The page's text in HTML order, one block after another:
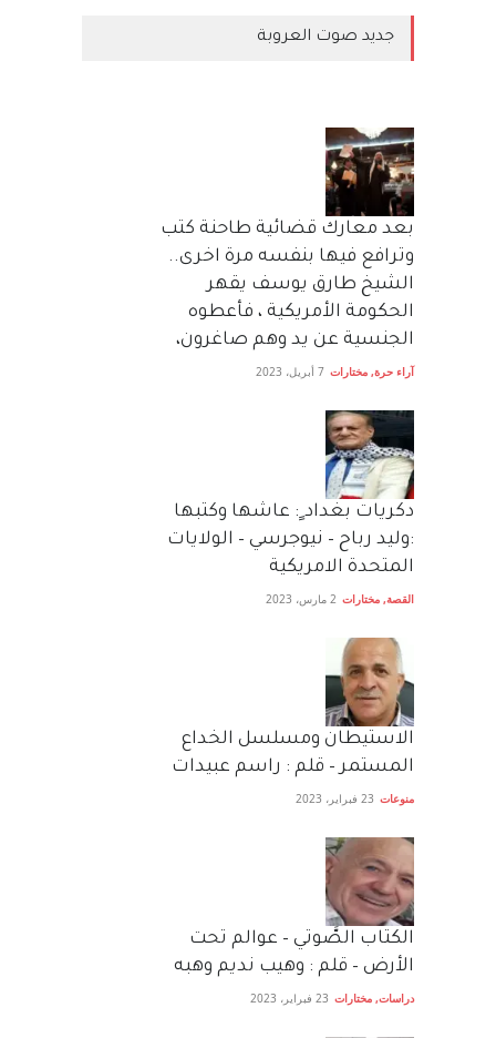
جديد صوت العروبة
بعد معارك قضائية طاحنة كتب
وترافع فيها بنفسه مرة اخرى..
الشيخ طارق يوسف يقهر
الحكومة الأمريكية ، فأعطوه
الجنسية عن يد وهم صاغرون،
آراء حرة, مختارات 7 أبريل، 2023
دكريات بغداد ٍ: عاشها وكتبها
:وليد رباح – نيوجرسي – الولايات
المتحدة الامريكية
القصة, مختارات 2 مارس، 2023
الاستيطان ومسلسل الخداع
المستمر – قلم : راسم عبيدات
منوعات 23 فبراير، 2023
الكتاب الصَّوتي – عوالم تحت
الأرض – قلم : وهيب نديم وهبه
دراسات, مختارات 23 فبراير، 2023